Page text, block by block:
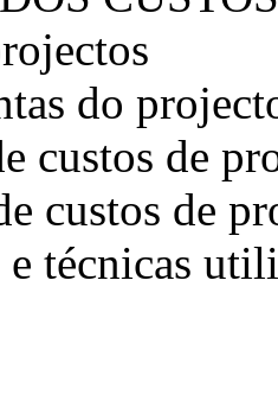
do
custos de
custos de
e técnicas